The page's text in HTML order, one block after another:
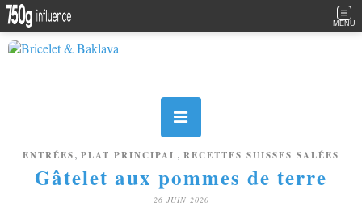
MENU
ENTRÉES, PLAT PRINCIPAL, RECETTES SUISSES SALÉES
Gâtelet aux pommes de terre
26 JUIN 2020